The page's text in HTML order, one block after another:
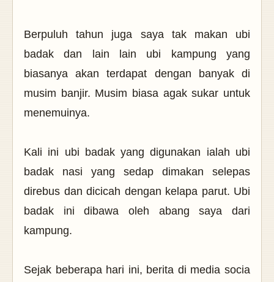
Berpuluh tahun juga saya tak makan ubi
badak dan lain lain ubi kampung yang
biasanya akan terdapat dengan banyak di
musim banjir. Musim biasa agak sukar untuk
menemuinya.
Kali ini ubi badak yang digunakan ialah ubi
badak nasi yang sedap dimakan selepas
direbus dan dicicah dengan kelapa parut. Ubi
badak ini dibawa oleh abang saya dari
kampung.
Sejak beberapa hari ini, berita di media socia